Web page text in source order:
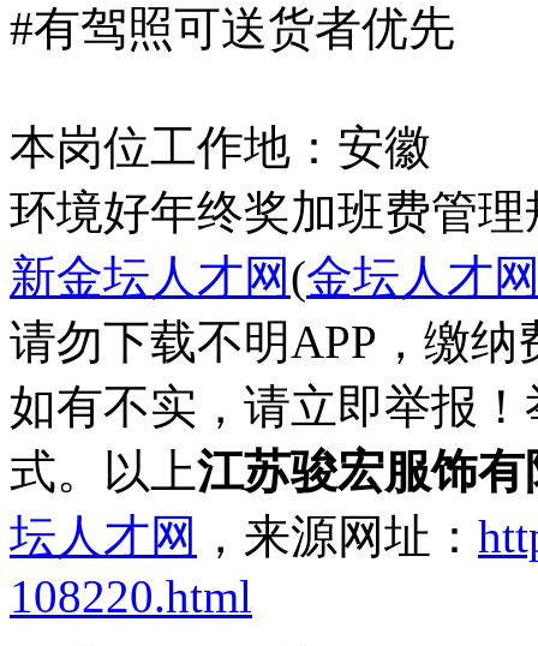
#有驾照可送货者优先
本岗位工作地：安徽
环境好年终奖加班费管理
新金坛人才网(金坛人才
请勿下载不明APP，缴
如有不实，请立即举报
式。以上江苏骏宏服饰
坛人才网 ，来源网址：
108220.html